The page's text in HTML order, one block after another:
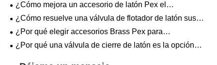
¿Cómo mejora un accesorio de latón Pex el
rendimiento del sistema de plomería?
¿Cómo resuelve una válvula de flotador de latón sus
desafíos de control de líquidos?
¿Por qué elegir accesorios Brass Pex para
aplicaciones de plomería?
¿Por qué una válvula de cierre de latón es la opción